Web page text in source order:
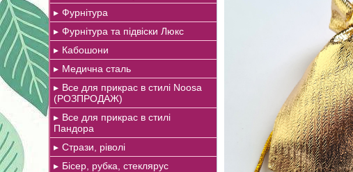
Фурнітура
Фурнітура та підвіски Люкс
Кабошони
Медична сталь
Все для прикрас в стилі Noosa
(РОЗПРОДАЖ)
Все для прикрас в стилі
Пандора
Стрази, ріволі
Бісер, рубка, стеклярус